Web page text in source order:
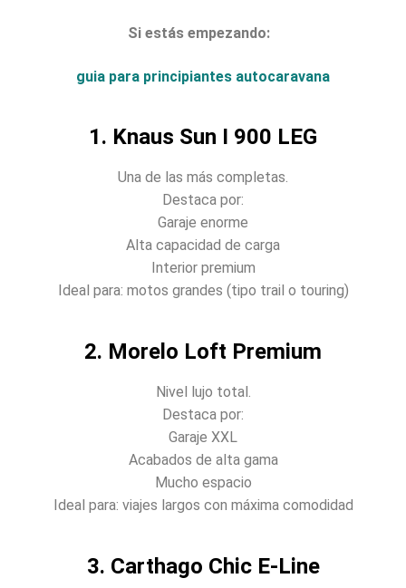
Si estás empezando:
guia para principiantes autocaravana
1. Knaus Sun I 900 LEG
Una de las más completas.
Destaca por:
Garaje enorme
Alta capacidad de carga
Interior premium
Ideal para: motos grandes (tipo trail o touring)
2. Morelo Loft Premium
Nivel lujo total.
Destaca por:
Garaje XXL
Acabados de alta gama
Mucho espacio
Ideal para: viajes largos con máxima comodidad
3. Carthago Chic E-Line